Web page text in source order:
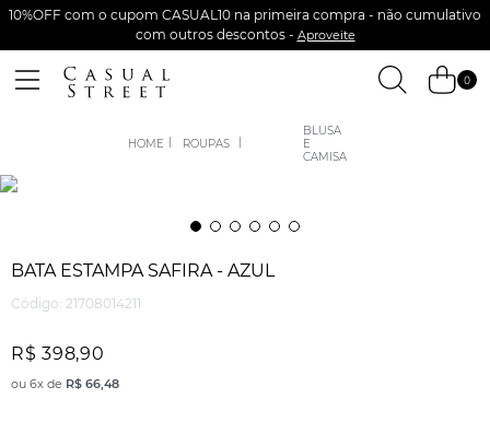
10%OFF com o cupom CASUAL10 na primeira compra - não cumulativo
com outros descontos - Aproveite
0
ROUPAS
BLUSA
E
CAMISA
BATA ESTAMPA SAFIRA - AZUL
Código: 21708014211
R$ 398,90
ou 6x de R$ 66,48